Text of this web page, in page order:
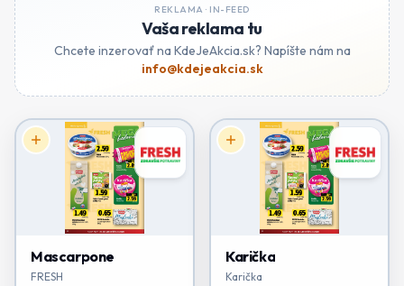
REKLAMA · IN-FEED
Vaša reklama tu
Chcete inzerovať na KdeJeAkcia.sk? Napíšte nám na
info@kdejeakcia.sk
Mascarpone
FRESH
Karička
Karička